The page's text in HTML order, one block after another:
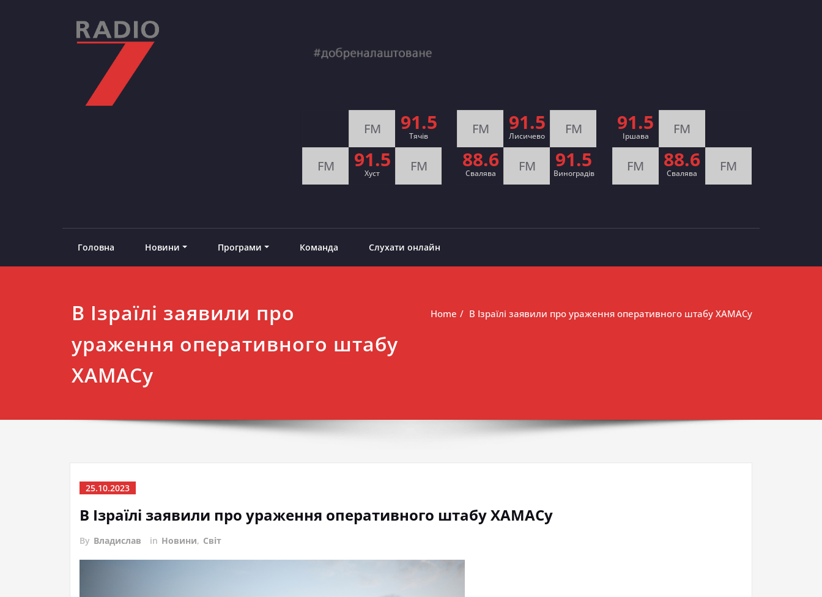
FM 91.5
Тячів
FM 91.5
Хуст FM
FM 91.5
Лисичево FM
88.6
Свалява FM 91.5
Виноградів
91.5
Іршава FM
FM 88.6
Cвалява FM
Головна Новини Програми Команда Слухати онлайн
В Ізраїлі заявили про
ураження оперативного штабу
ХАМАСу
Home В Ізраїлі заявили про ураження оперативного штабу ХАМАСу
25.10.2023
В Ізраїлі заявили про ураження оперативного штабу ХАМАСу
By Владислав in Новини, Світ